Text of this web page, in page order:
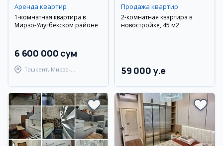
Аренда квартир
1-комнатная квартира в
Мирзо-Улугбекском районе
6 600 000 сум
Ташкент, Мирзо-
Продажа квартир
2-комнатная квартира в
новостройке, 45 м2
59 000 y.e